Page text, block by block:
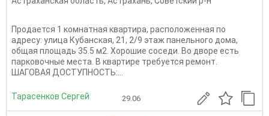
Продается 1 комнатная квартира, расположенная по
адресу: улица Кубанская, 21, 2/9 этаж панельного дома,
общая площадь 35.5 м2. Хорошие соседи. Во дворе есть
парковочные места. В квартире требуется ремонт.
ШАГОВАЯ ДОСТУПНОСТЬ:...
Тарасенков Сергей 29.06